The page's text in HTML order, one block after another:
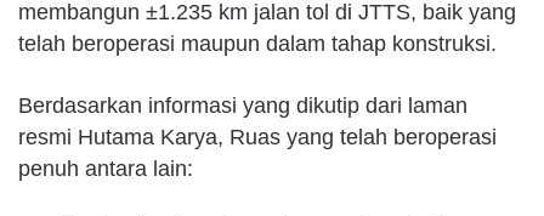
membangun ±1.235 km jalan tol di JTTS, baik yang
telah beroperasi maupun dalam tahap konstruksi.
Berdasarkan informasi yang dikutip dari laman
resmi Hutama Karya, Ruas yang telah beroperasi
penuh antara lain: